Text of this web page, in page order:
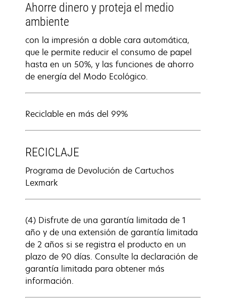
Ahorre dinero y proteja el medio
ambiente
con la impresión a doble cara automática,
que le permite reducir el consumo de papel
hasta en un 50%, y las funciones de ahorro
de energía del Modo Ecológico.
Reciclable en más del 99%
RECICLAJE
Programa de Devolución de Cartuchos
Lexmark
(4) Disfrute de una garantía limitada de 1
año y de una extensión de garantía limitada
de 2 años si se registra el producto en un
plazo de 90 días. Consulte la declaración de
garantía limitada para obtener más
información.